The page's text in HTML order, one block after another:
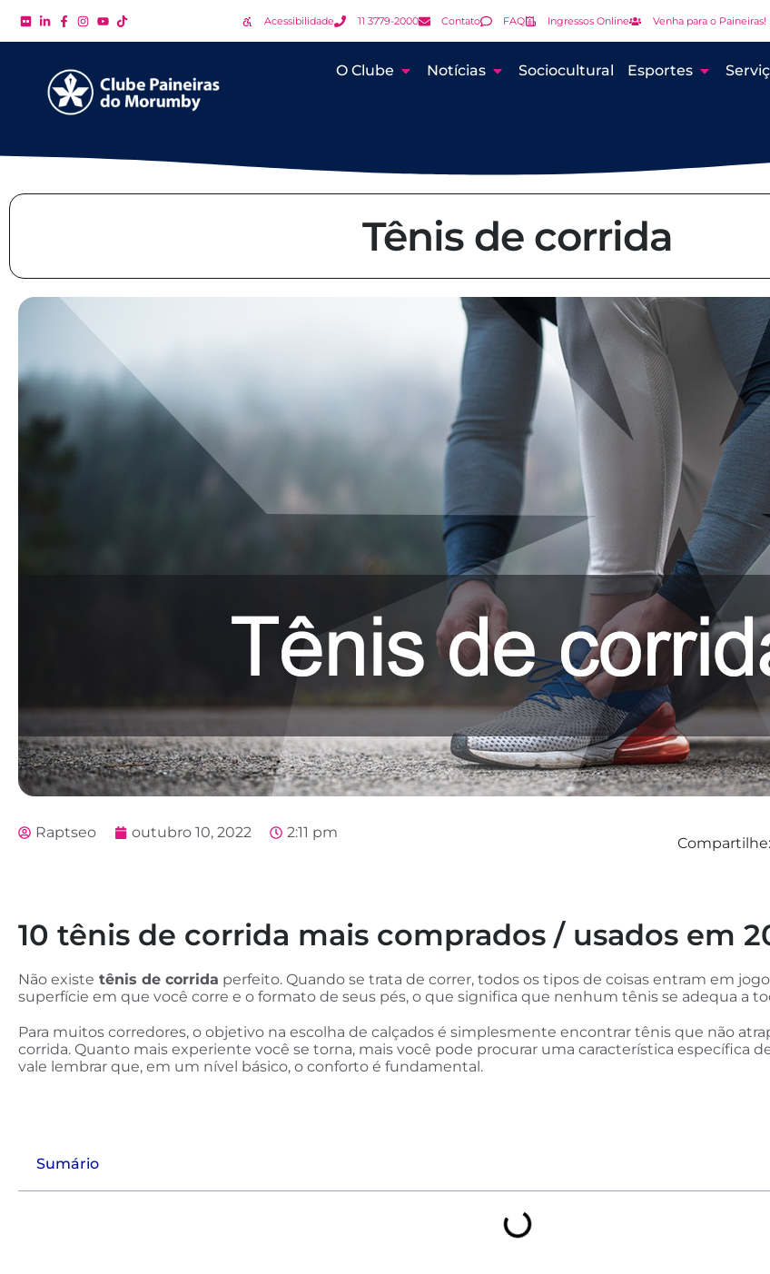
Acessibilidade 11 3779-2000 Contato FAQ Ingressos Online Venha para o Paineiras!
O Clube Notícias Sociocultural Esportes
Tênis de corrida
Raptseo outubro 10, 2022 2:11 pm
Compartilhe:
10 tênis de corrida mais comprados / usados em
Não existe tênis de corrida perfeito. Quando se trata de correr, todos os tipos de coisas entram em
superfície em que você corre e o formato de seus pés, o que significa que nenhum tênis se adequa a
Para muitos corredores, o objetivo na escolha de calçados é simplesmente encontrar tênis que não
corrida. Quanto mais experiente você se torna, mais você pode procurar uma característica específica
vale lembrar que, em um nível básico, o conforto é fundamental.
Sumário